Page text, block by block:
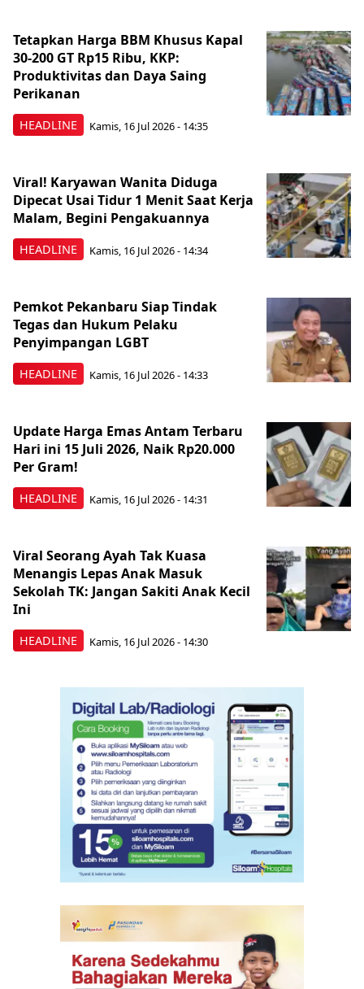
HEADLINE
Tetapkan Harga BBM Khusus Kapal
30-200 GT Rp15 Ribu, KKP:
Produktivitas dan Daya Saing
Perikanan
Kamis, 16 Jul 2026 - 14:35
HEADLINE
Viral! Karyawan Wanita Diduga
Dipecat Usai Tidur 1 Menit Saat Kerja
Malam, Begini Pengakuannya
Kamis, 16 Jul 2026 - 14:34
HEADLINE
Pemkot Pekanbaru Siap Tindak
Tegas dan Hukum Pelaku
Penyimpangan LGBT
Kamis, 16 Jul 2026 - 14:33
HEADLINE
Update Harga Emas Antam Terbaru
Hari ini 15 Juli 2026, Naik Rp20.000
Per Gram!
Kamis, 16 Jul 2026 - 14:31
HEADLINE
Viral Seorang Ayah Tak Kuasa
Menangis Lepas Anak Masuk
Sekolah TK: Jangan Sakiti Anak Kecil
Ini
Kamis, 16 Jul 2026 - 14:30